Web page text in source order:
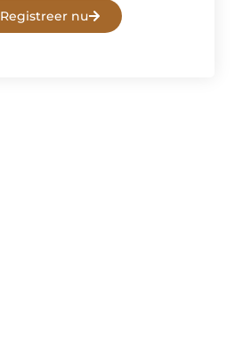
Registreer nu